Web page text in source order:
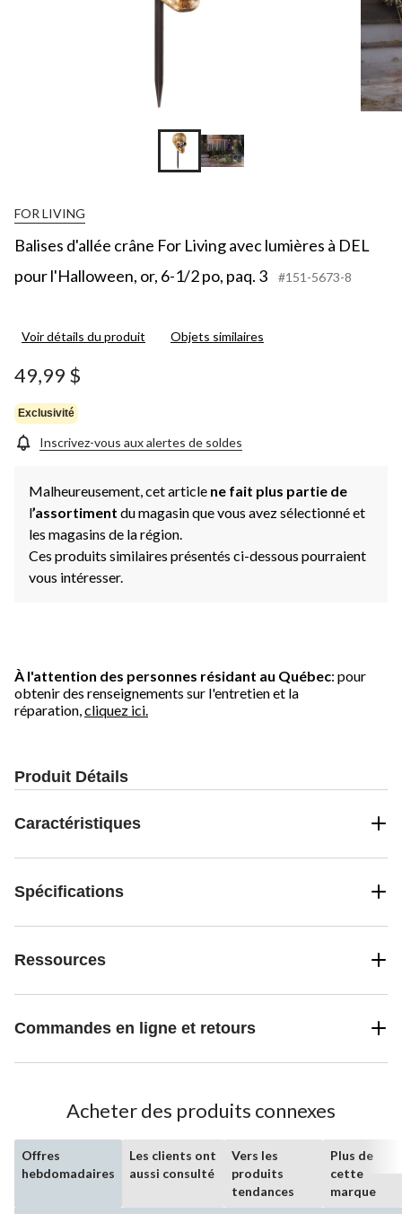
FOR LIVING
Balises d'allée crâne For Living avec lumières à DEL
pour l'Halloween, or, 6-1/2 po, paq. 3
#151-5673-8
Voir détails du produit Objets similaires
49,99 $
Exclusivité
Inscrivez-vous aux alertes de soldes
Malheureusement, cet article ne fait plus partie de
l’assortiment du magasin que vous avez sélectionné et
les magasins de la région.
Ces produits similaires présentés ci-dessous pourraient
vous intéresser.
À l'attention des personnes résidant au Québec: pour
obtenir des renseignements sur l'entretien et la
réparation, cliquez ici.
Produit Détails
Caractéristiques
Spécifications
Ressources
Commandes en ligne et retours
Acheter des produits connexes
Offres
hebdomadaires
Les clients ont
aussi consulté
Vers les
produits
tendances
Plus de
cette
marque